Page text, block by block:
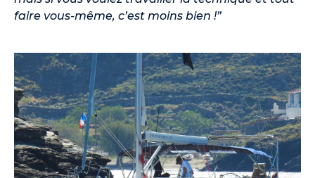
faire vous-même, c’est moins bien !”